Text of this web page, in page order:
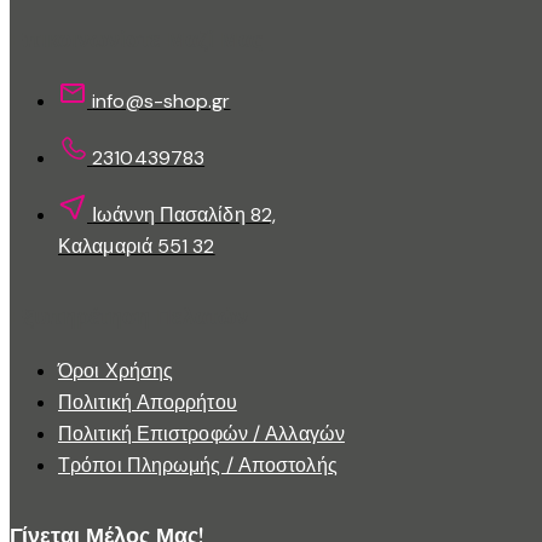
σελίδα
του
info@s-shop.gr
2310439783
Ιωάννη Πασαλίδη 82,
Καλαμαριά 551 32
Όροι Χρήσης
Πολιτική Απορρήτου
Πολιτική Επιστροφών / Αλλαγών
Τρόποι Πληρωμής / Αποστολής
Γίνεται Μέλος Μας!